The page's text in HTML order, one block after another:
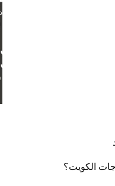
الكويت؟